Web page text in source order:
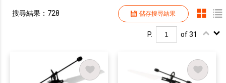
儲存搜尋結果
搜尋結果：728
P. of 31